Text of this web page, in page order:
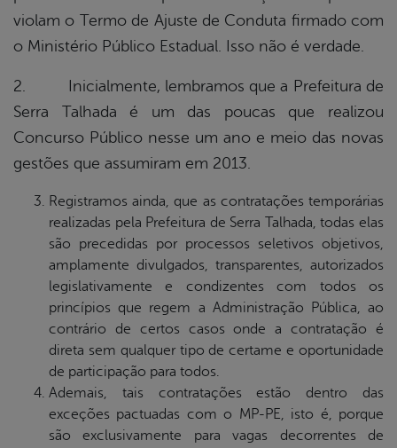
violam o Termo de Ajuste de Conduta firmado com
o Ministério Público Estadual. Isso não é verdade.
2. Inicialmente, lembramos que a Prefeitura de
Serra Talhada é um das poucas que realizou
Concurso Público nesse um ano e meio das novas
gestões que assumiram em 2013.
Registramos ainda, que as contratações temporárias
realizadas pela Prefeitura de Serra Talhada, todas elas
são precedidas por processos seletivos objetivos,
amplamente divulgados, transparentes, autorizados
legislativamente e condizentes com todos os
princípios que regem a Administração Pública, ao
contrário de certos casos onde a contratação é
direta sem qualquer tipo de certame e oportunidade
de participação para todos.
Ademais, tais contratações estão dentro das
exceções pactuadas com o MP-PE, isto é, porque
são exclusivamente para vagas decorrentes de